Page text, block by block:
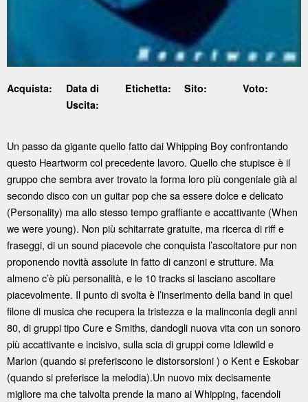
Acquista:
Data di
Uscita:
Etichetta: Sito: Voto:
Un passo da gigante quello fatto dai Whipping Boy confrontando
questo Heartworm col precedente lavoro. Quello che stupisce è il
gruppo che sembra aver trovato la forma loro più congeniale già al
secondo disco con un guitar pop che sa essere dolce e delicato
(Personality) ma allo stesso tempo graffiante e accattivante (When
we were young). Non più schitarrate gratuite, ma ricerca di riff e
fraseggi, di un sound piacevole che conquista l’ascoltatore pur non
proponendo novità assolute in fatto di canzoni e strutture. Ma
almeno c’è più personalità, e le 10 tracks si lasciano ascoltare
piacevolmente. Il punto di svolta è l’inserimento della band in quel
filone di musica che recupera la tristezza e la malinconia degli anni
80, di gruppi tipo Cure e Smiths, dandogli nuova vita con un sonoro
più accattivante e incisivo, sulla scia di gruppi come Idlewild e
Marion (quando si preferiscono le distorsorsioni ) o Kent e Eskobar
(quando si preferisce la melodia).Un nuovo mix decisamente
migliore ma che talvolta prende la mano ai Whipping, facendoli